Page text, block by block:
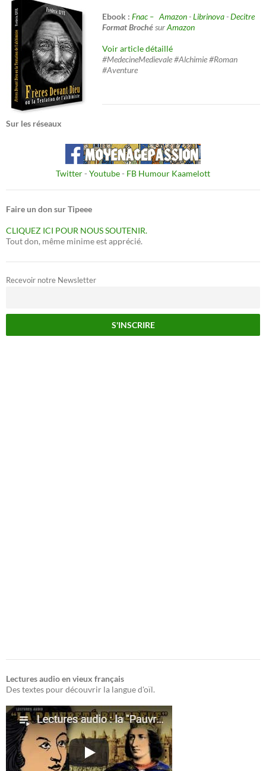
Ebook : Fnac – Amazon-Librinova-Decitre
Format BrochésurAmazon
Voir article détaillé
#MedecineMedievale #Alchimie #Roman
#Aventure
Sur les réseaux
Twitter- Youtube- FB Humour Kaamelott
Faire un don sur Tipeee
CLIQUEZ ICI POUR NOUS SOUTENIR.
Tout don, même minime est apprécié.
Recevoir notre Newsletter
Lectures audio en vieux français
Des textes pour découvrir la langue d'oïl.